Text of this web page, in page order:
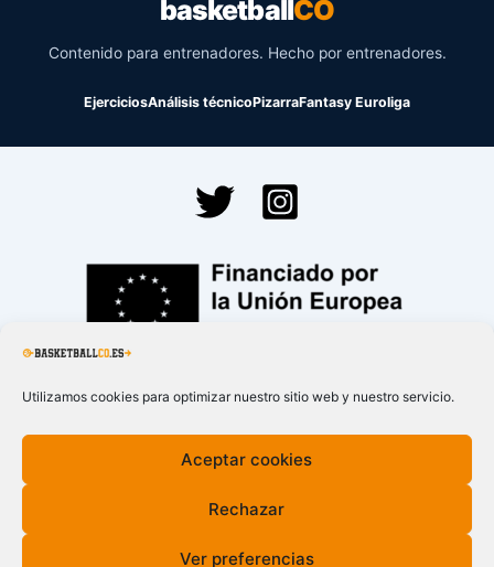
Utilizamos cookies para optimizar nuestro sitio web y nuestro servicio.
Aceptar cookies
Rechazar
Ver preferencias
basketballCO
Contenido para entrenadores. Hecho por entrenadores.
EjerciciosAnálisis técnicoPizarraFantasy Euroliga
Financiado por la Unión Europea – NextGenerationEU